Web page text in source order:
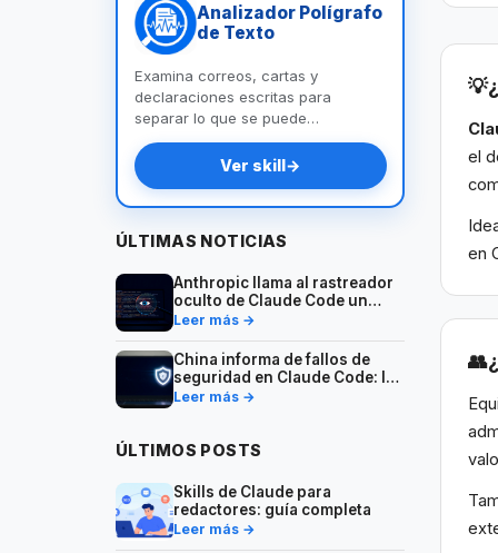
Analizador Polígrafo
de Texto
Examina correos, cartas y
declaraciones escritas para
separar lo que se puede
comprobar de lo que no, detectar
contradicciones y entregarte un
plan de preguntas y documentos
para llegar a la verdad.
Ver skill→
ÚLTIMAS NOTICIAS
Anthropic llama al rastreador
oculto de Claude Code un
experimento — lo que los
Leer más →
China informa de fallos de
seguridad en Claude Code: lo
que los desarrolladores
Leer más →
ÚLTIMOS POSTS
Skills de Claude para
redactores: guía completa
Leer más →
💡
el
en
👥